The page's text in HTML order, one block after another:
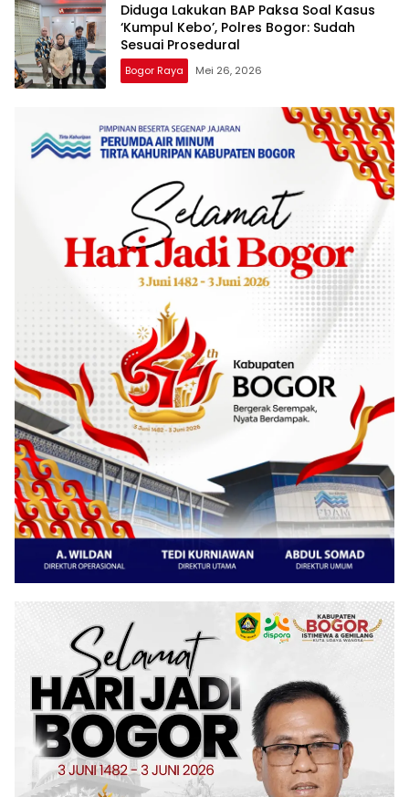
Diduga Lakukan BAP Paksa Soal Kasus
‘Kumpul Kebo’, Polres Bogor: Sudah
Sesuai Prosedural
Bogor Raya Mei 26, 2026